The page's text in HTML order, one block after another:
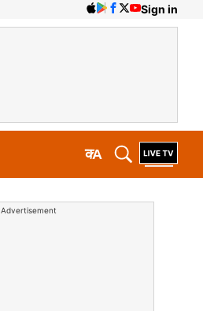
Sign in
A
क
Advertisement